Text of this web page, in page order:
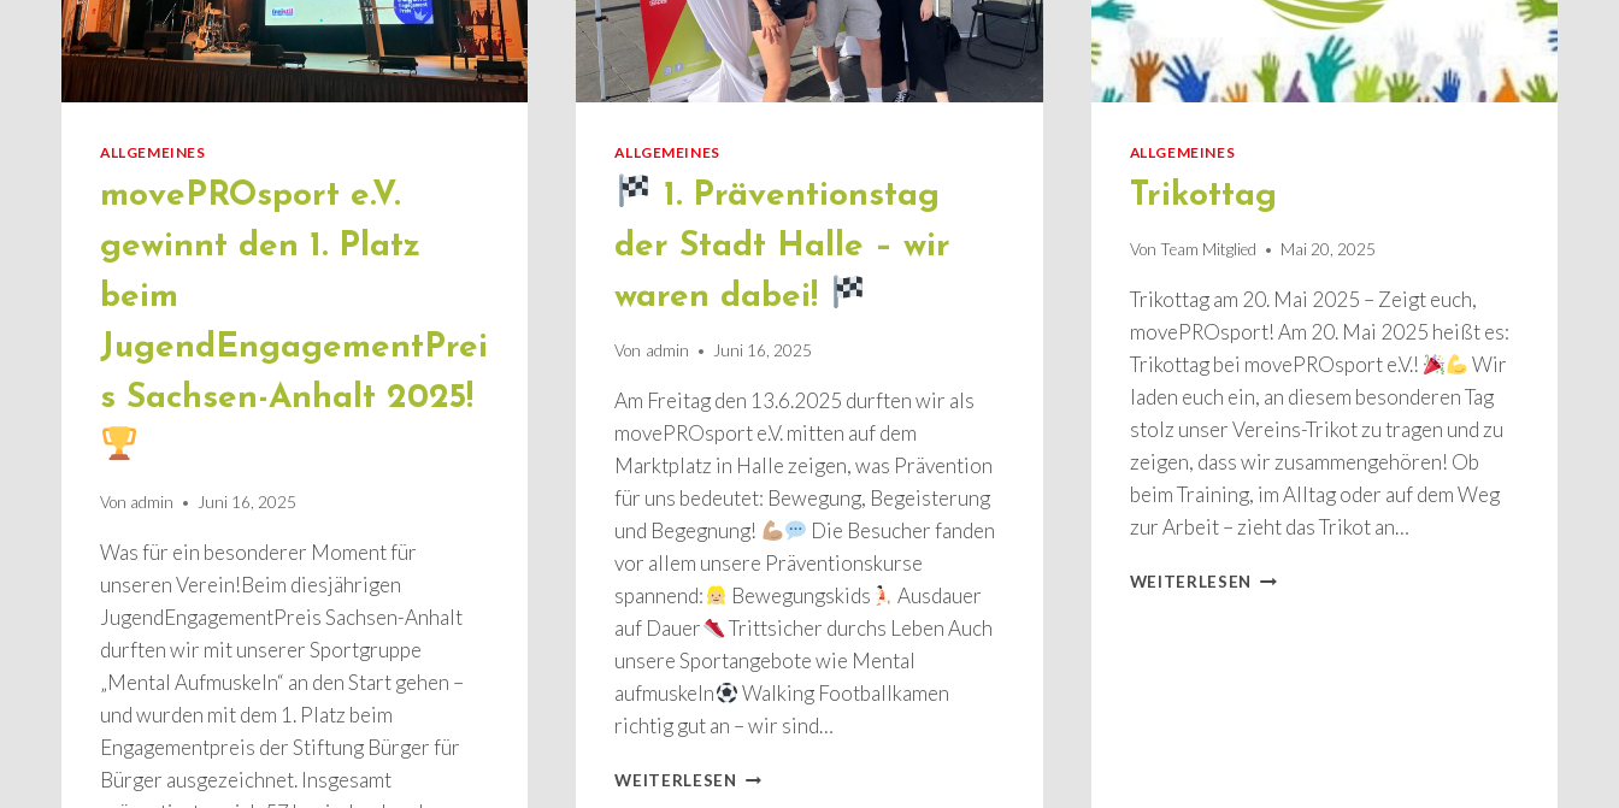
ALLGEMEINES
movePROsport e.V.
gewinnt den 1. Platz
beim
JugendEngagementPrei
s Sachsen-Anhalt 2025!
Von admin Juni 16, 2025
Was für ein besonderer Moment für
unseren Verein!Beim diesjährigen
JugendEngagementPreis Sachsen-Anhalt
durften wir mit unserer Sportgruppe
„Mental Aufmuskeln“ an den Start gehen –
und wurden mit dem 1. Platz beim
Engagementpreis der Stiftung Bürger für
Bürger ausgezeichnet. Insgesamt
ALLGEMEINES
1. Präventionstag
der Stadt Halle – wir
waren dabei!
Von admin Juni 16, 2025
Am Freitag den 13.6.2025 durften wir als
movePROsport e.V. mitten auf dem
Marktplatz in Halle zeigen, was Prävention
für uns bedeutet: Bewegung, Begeisterung
und Begegnung!
Die Besucher fanden
vor allem unsere Präventionskurse
spannend:
Bewegungskids
Ausdauer
auf Dauer
Trittsicher durchs Leben Auch
unsere Sportangebote wie Mental
aufmuskeln
Walking Footballkamen
richtig gut an – wir sind…
WEITERLESEN
ALLGEMEINES
Trikottag
Von Team Mitglied Mai 20, 2025
Trikottag am 20. Mai 2025 – Zeigt euch,
movePROsport! Am 20. Mai 2025 heißt es:
Trikottag bei movePROsport e.V.!
Wir
laden euch ein, an diesem besonderen Tag
stolz unser Vereins-Trikot zu tragen und zu
zeigen, dass wir zusammengehören! Ob
beim Training, im Alltag oder auf dem Weg
zur Arbeit – zieht das Trikot an…
WEITERLESEN TRIKOTTAG